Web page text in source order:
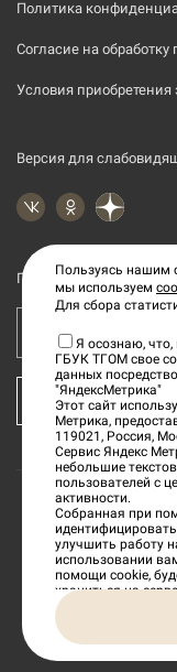
Политика
Согласие на
Условия
Версия для
Подпишитесь на
Ваш e-mail адрес
2026
Пользуясь нашим
мы используем
Для сбора
Я осознаю,
ГБУК ТГОМ свое
данных
"ЯндексМетрика"
Этот сайт
Метрика,
119021, Россия,
Сервис Яндекс
небольшие
пользователей с
активности.
Собранная при
улучшить работу
использовании
помощи cookie,
храниться на
будет
владельца сайта,
вами сайта,